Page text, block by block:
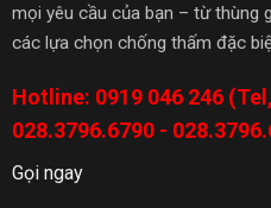
mọi yêu cầu của bạn – từ thùng
các lựa chọn chống thấm đặc
Hotline: 0919 046 246
028.3796.6790 -
Gọi ngay